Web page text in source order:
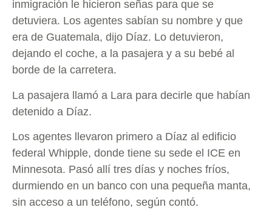
inmigración le hicieron señas para que se
detuviera. Los agentes sabían su nombre y que
era de Guatemala, dijo Díaz. Lo detuvieron,
dejando el coche, a la pasajera y a su bebé al
borde de la carretera.
La pasajera llamó a Lara para decirle que habían
detenido a Díaz.
Los agentes llevaron primero a Díaz al edificio
federal Whipple, donde tiene su sede el ICE en
Minnesota. Pasó allí tres días y noches fríos,
durmiendo en un banco con una pequeña manta,
sin acceso a un teléfono, según contó.